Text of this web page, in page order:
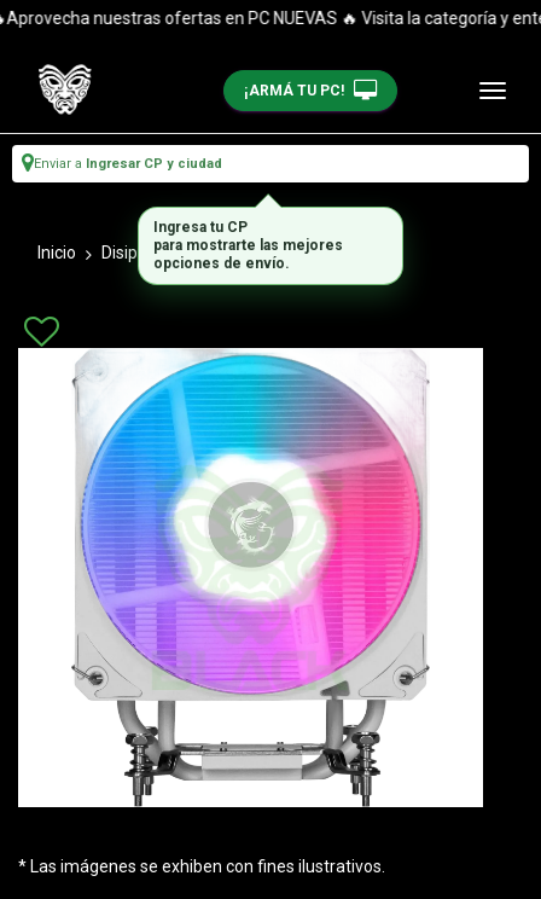
nuestras ofertas en PC NUEVAS 🔥 Visita la categoría y
¡ARMÁ TU PC!
Enviar a Ingresar CP y ciudad
Inicio Disipadores Coolers
* Las imágenes se exhiben con fines ilustrativos.
Ingresa tu CP
para mostrarte las mejores
opciones de envío.